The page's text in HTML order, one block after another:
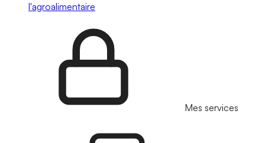
l'agroalimentaire
Mes services